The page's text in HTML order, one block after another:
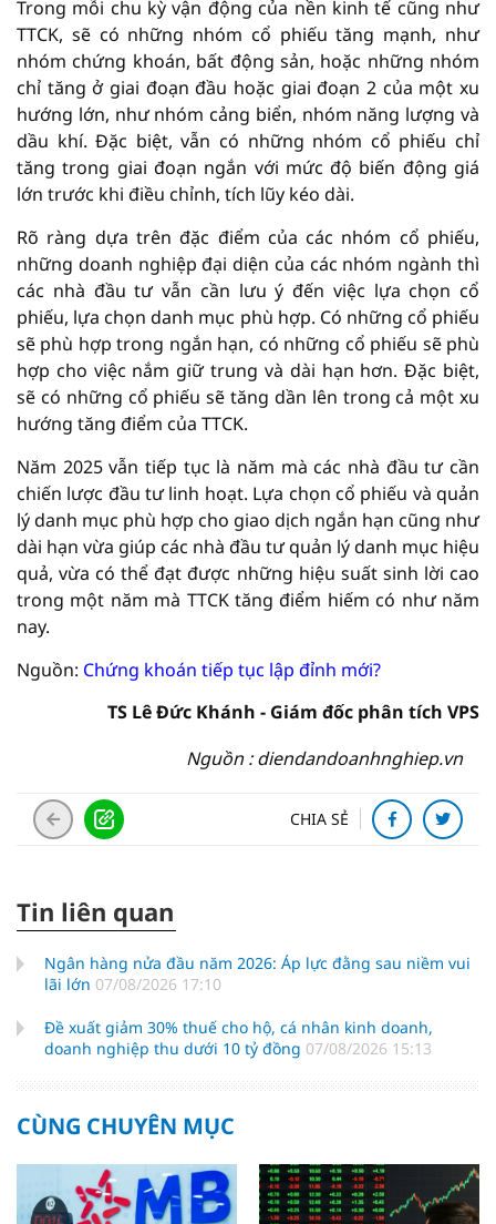
Trong mỗi chu kỳ vận động của nền kinh tế cũng như
TTCK, sẽ có những nhóm cổ phiếu tăng mạnh, như
nhóm chứng khoán, bất động sản, hoặc những nhóm
chỉ tăng ở giai đoạn đầu hoặc giai đoạn 2 của một xu
hướng lớn, như nhóm cảng biển, nhóm năng lượng và
dầu khí. Đặc biệt, vẫn có những nhóm cổ phiếu chỉ
tăng trong giai đoạn ngắn với mức độ biến động giá
lớn trước khi điều chỉnh, tích lũy kéo dài.
Rõ ràng dựa trên đặc điểm của các nhóm cổ phiếu,
những doanh nghiệp đại diện của các nhóm ngành thì
các nhà đầu tư vẫn cần lưu ý đến việc lựa chọn cổ
phiếu, lựa chọn danh mục phù hợp. Có những cổ phiếu
sẽ phù hợp trong ngắn hạn, có những cổ phiếu sẽ phù
hợp cho việc nắm giữ trung và dài hạn hơn. Đặc biệt,
sẽ có những cổ phiếu sẽ tăng dần lên trong cả một xu
hướng tăng điểm của TTCK.
Năm 2025 vẫn tiếp tục là năm mà các nhà đầu tư cần
chiến lược đầu tư linh hoạt. Lựa chọn cổ phiếu và quản
lý danh mục phù hợp cho giao dịch ngắn hạn cũng như
dài hạn vừa giúp các nhà đầu tư quản lý danh mục hiệu
quả, vừa có thể đạt được những hiệu suất sinh lời cao
trong một năm mà TTCK tăng điểm hiếm có như năm
nay.
Nguồn: Chứng khoán tiếp tục lập đỉnh mới?
TS Lê Đức Khánh - Giám đốc phân tích VPS
Nguồn : diendandoanhnghiep.vn
CHIA SẺ
Tin liên quan
Ngân hàng nửa đầu năm 2026: Áp lực đằng sau niềm vui
lãi lớn 07/08/2026 17:10
Đề xuất giảm 30% thuế cho hộ, cá nhân kinh doanh,
doanh nghiệp thu dưới 10 tỷ đồng 07/08/2026 15:13
CÙNG CHUYÊN MỤC